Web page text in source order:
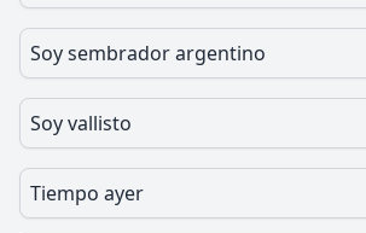
Soy sembrador argentino
Soy vallisto
Tiempo ayer